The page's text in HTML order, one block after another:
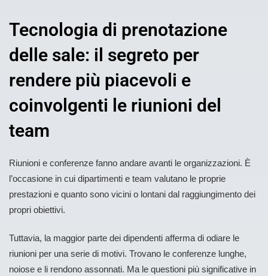
Tecnologia di prenotazione
delle sale: il segreto per
rendere più piacevoli e
coinvolgenti le riunioni del
team
Riunioni e conferenze fanno andare avanti le organizzazioni. È
l’occasione in cui dipartimenti e team valutano le proprie
prestazioni e quanto sono vicini o lontani dal raggiungimento dei
propri obiettivi.
Tuttavia, la maggior parte dei dipendenti afferma di odiare le
riunioni per una serie di motivi. Trovano le conferenze lunghe,
noiose e li rendono assonnati. Ma le questioni più significative in